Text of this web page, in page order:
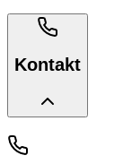
Kontakt